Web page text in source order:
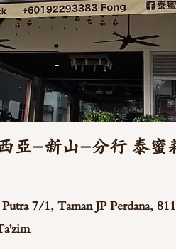
亞-新山-分行 泰蜜
Putra 7/1, Taman JP Perdana,